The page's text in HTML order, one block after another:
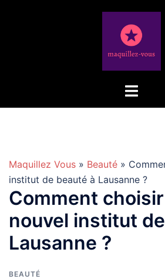
Maquillez Vous » Beauté »
institut de beauté à Lausanne ?
Comment
nouvel institut
Lausanne ?
BEAUTÉ